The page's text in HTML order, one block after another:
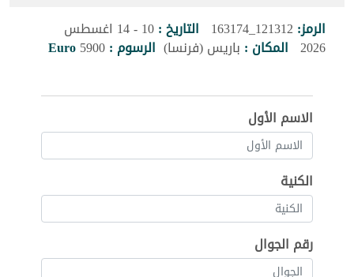
الرمز: 121312_163174 التاريخ : 10 - 14 اغسطس
2026 المكان : باريس (فرنسا) الرسوم :5900
Euro
الاسم الأول
الكنية
رقم الجوال